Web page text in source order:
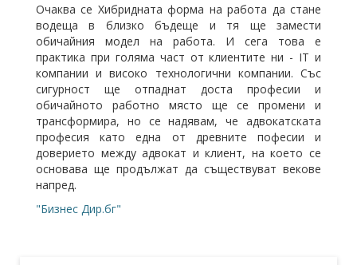
Очаква се Хибридната форма на работа да стане
водеща в близко бъдеще и тя ще замести
обичайния модел на работа. И сега това е
практика при голяма част от клиентите ни - IT и
компании и високо технологични компании. Със
сигурност ще отпаднат доста професии и
обичайното работно място ще се промени и
трансформира, но се надявам, че адвокатската
професия като една от древните пофесии и
доверието между адвокат и клиент, на което се
основава ще продължат да съществуват векове
напред.
"Бизнес Дир.бг"